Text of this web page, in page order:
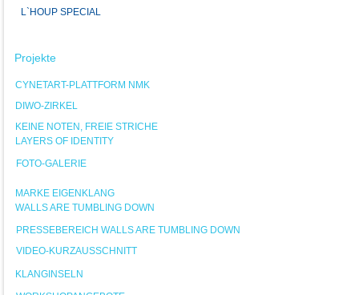
L`HOUP SPECIAL
Projekte
CYNETART-PLATTFORM NMK
DIWO-ZIRKEL
KEINE NOTEN, FREIE STRICHE
LAYERS OF IDENTITY
FOTO-GALERIE
MARKE EIGENKLANG
WALLS ARE TUMBLING DOWN
PRESSEBEREICH WALLS ARE TUMBLING DOWN
VIDEO-KURZAUSSCHNITT
KLANGINSELN